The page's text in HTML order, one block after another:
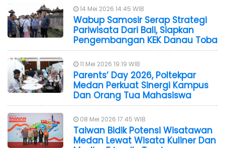
14 Mei 2026 14:45 WIB
Wabup Samosir Serap Strategi
Pariwisata Dari Bali, Siapkan
Pengembangan KEK Danau Toba
11 Mei 2026 19:19 WIB
Parents’ Day 2026, Poltekpar
Medan Perkuat Sinergi Kampus
Dan Orang Tua Mahasiswa
08 Mei 2026 17:45 WIB
Taiwan Bidik Potensi Wisatawan
Medan Lewat Wisata Kuliner Dan